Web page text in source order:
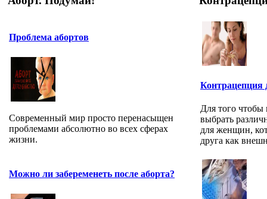
Проблема абортов
Современный мир просто перенасыщен
проблемами абсолютно во всех сферах
жизни.
Можно ли забеременеть после аборта?
Для того чтобы
выбрать
для женщин,
друга как